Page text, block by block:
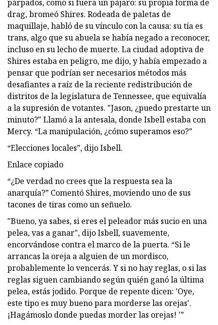
párpados, como si fuera un pájaro: su propia forma de
drag, bromeó Shires. Rodeada de paletas de
maquillaje, habló de su vínculo con la causa: su tía es
trans, algo que su abuela se había negado a reconocer,
incluso en su lecho de muerte. La ciudad adoptiva de
Shires estaba en peligro, me dijo, y había empezado a
pensar que podrían ser necesarios métodos más
desafiantes a raíz de la reciente redistribución de
distritos de la legislatura de Tennessee, que equivalía
a la supresión de votantes. "Jason, ¿puedo prestarte un
minuto?" Llamó a la antesala, donde Isbell estaba con
Mercy. “La manipulación, ¿cómo superamos eso?”
“Elecciones locales”, dijo Isbell.
Enlace copiado
“¿De verdad no crees que la respuesta sea la
anarquía?” Comentó Shires, moviendo uno de sus
tacones de tiras como un señuelo.
"Bueno, ya sabes, si eres el peleador más sucio en una
pelea, vas a ganar", dijo Isbell, suavemente,
encorvándose contra el marco de la puerta. “Si le
arrancas la oreja a alguien de un mordisco,
probablemente lo vencerás. Y si no hay reglas, o si las
reglas siguen cambiando según quién ganó la última
pelea, estás jodido. Porque de repente dicen: 'Oye,
este tipo es muy bueno para morderse las orejas'.
¡Hagámoslo donde puedas morder las orejas! '”